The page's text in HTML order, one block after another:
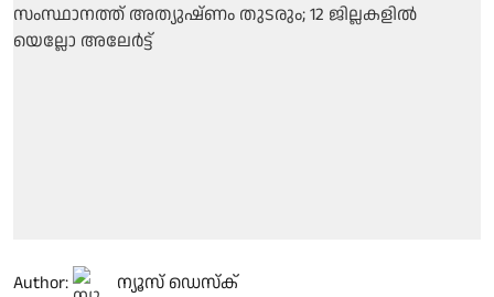
Author: ന്യൂസ് ഡെസ്ക്